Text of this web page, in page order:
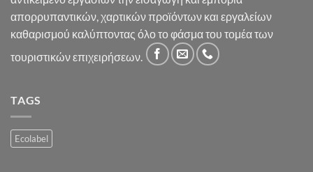
απορρυπαντικών, χαρτικών προϊόντων και εργαλείων
καθαρισμού καλύπτοντας όλο το φάσμα του τομέα των
τουριστικών επιχειρήσεων.
TAGS
Ecolabel